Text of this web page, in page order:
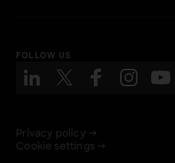
FOLLOW US
Privacy policy →
Cookie settings →